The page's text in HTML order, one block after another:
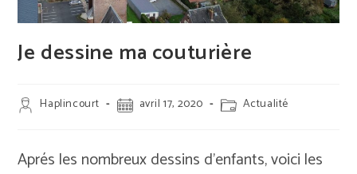
Je dessine ma couturière
Auteur/autrice
de
publication :
Haplincourt
Publication
publiée :
avril 17, 2020
Post Actualité
Aprés les nombreux dessins d’enfants, voici les